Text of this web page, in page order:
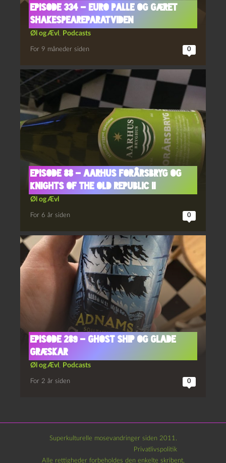
Episode 334 – Euro Palle og Gæret
Shakespeareparatviden
Øl og Ævl , Podcasts
For 9 måneder siden 0
Episode 88 – Aarhus Forårsbryg og
Knights of the Old Republic II
Øl og Ævl
For 6 år siden 0
Episode 289 – Ghost Ship og Glade
Græskar
Øl og Ævl , Podcasts
For 2 år siden 0
Superkulturelle mosevandringer siden 2011.
Privatlivspolitik
Alle rettigheder forbeholdes den enkelte skribent.